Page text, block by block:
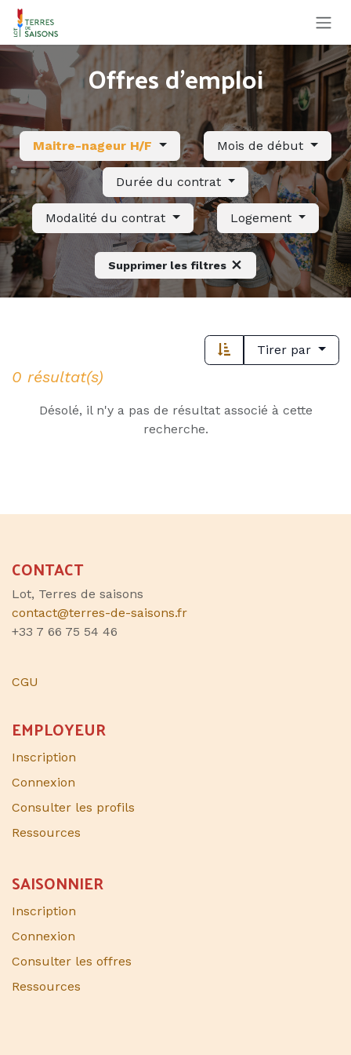
Se rendre au contenu
Offres d'emploi
Maitre-nageur H/F Mois de début
Durée du contrat
Modalité du contrat Logement
Supprimer les filtres
Tirer par
0 résultat(s)
Désolé, il n'y a pas de résultat associé à cette
recherche.
CONTACT
Lot, Terres de saisons
contact@terres-de-saisons.fr
+33 7 66 75 54 46
CGU
EMPLOYEUR
Inscription
Connexion
Consulter les profils
Ressources
SAISONNIER​
Inscription
Connexion
Consulter les offres
Ressources